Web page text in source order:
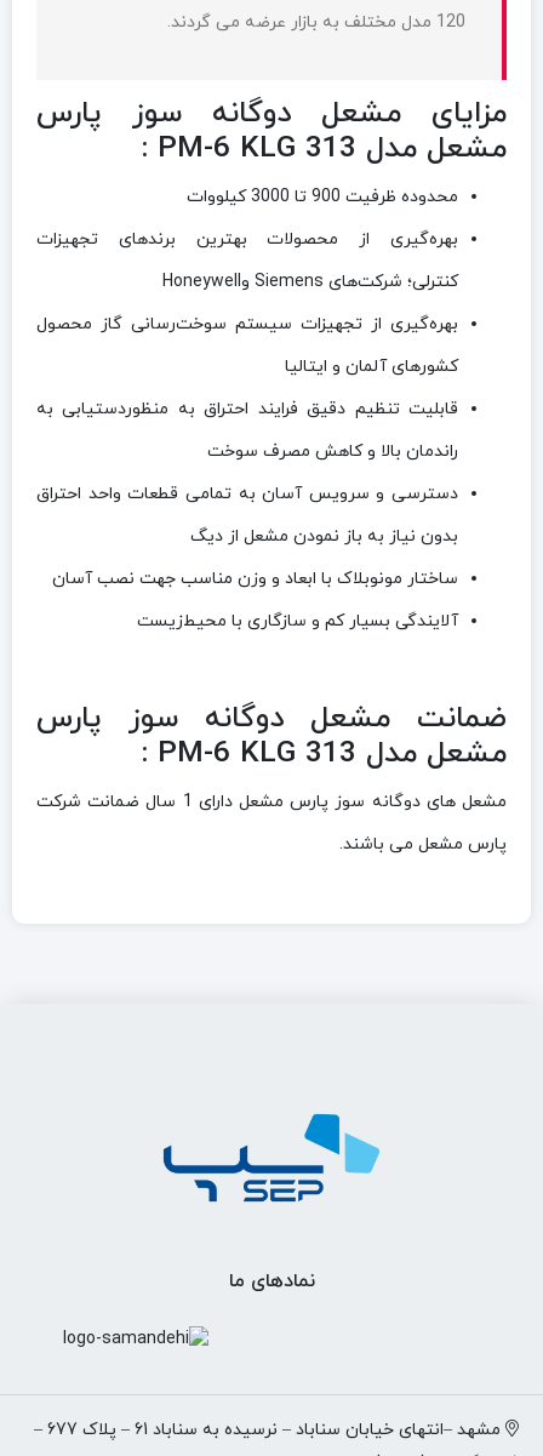
120 مدل مختلف به بازار عرضه می‌ گردند.
مزایای مشعل دوگانه سوز پارس
مشعل مدل 313 PM-6 KLG :
محدوده ظرفیت 900 تا 3000 کیلووات
بهره‌گیری از محصولات بهترین برندهای تجهیزات
کنترلی؛ شرکت‌های Siemens وHoneywell
بهره‌گیری از تجهیزات سیستم سوخت‌رسانی گاز محصول
کشورهای آلمان و ایتالیا
قابلیت تنظیم دقیق فرایند احتراق به منظوردستیابی به
راندمان بالا و کاهش مصرف سوخت
دسترسی و سرویس آسان به تمامی قطعات واحد احتراق
بدون نیاز به باز نمودن مشعل از دیگ
ساختار مونوبلاک با ابعاد و وزن مناسب جهت نصب آسان
آلایندگی بسیار کم و سازگاری با محیط‌زیست
ضمانت مشعل دوگانه سوز پارس
مشعل مدل 313 PM-6 KLG :
مشعل های دوگانه سوز پارس مشعل دارای 1 سال ضمانت شرکت
پارس مشعل می باشند.
نمادهای ما
مشهد –انتهای خیابان سناباد – نرسیده به سناباد 61 – پلاک 677 –